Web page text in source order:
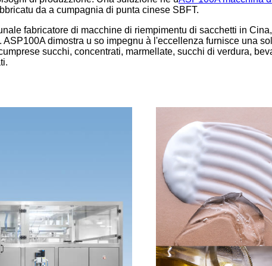
da a cumpagnia di punta cinese SBFT.
fabricatore di macchine di riempimentu di sacchetti in
dimostra u so impegnu à l'eccellenza furnisce una
succhi, concentrati, marmellate, succhi di verdura,